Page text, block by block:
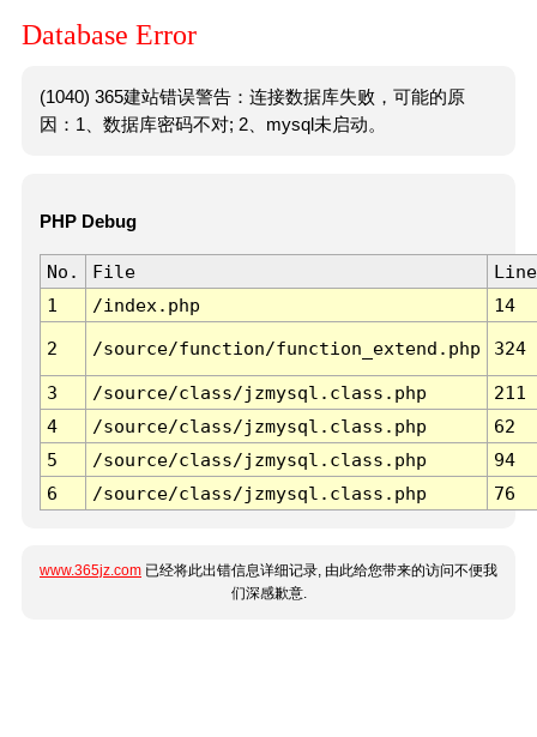
Database Error
(1040) 365建站错误警告：连接数据库失败，可能的原
因：1、数据库密码不对; 2、mysql未启动。
PHP Debug
No. File
Line
1
/index.php 14
2 /source/function/function_extend.php 324
3 /source/class/jzmysql.class.php
211
4
/source/class/jzmysql.class.php
62
5
/source/class/jzmysql.class.php
94
6
/source/class/jzmysql.class.php 76
www.365jz.com 已经将此出错信息详细记录, 由此给您带来的访问不便我
们深感歉意.